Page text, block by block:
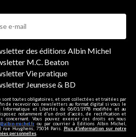
des éditions Albin Michel
M.C. Beaton
Vie pratique
Jeunesse & BD
sont toutes obligatoires, et sont collectées et traitées par
de recevoir nos newsletters au format digital si vous le
Informatique et Libertés du 06/01/1978 modifiée et au
notamment d'un droit d'accès, de rectification et
concernant. Vous pouvez exercer ces droits en nous
michel.fr ou par courrier à Editions Albin Michel,
Huyghens, 75014 Paris. Plus d’information sur notre
personnelles